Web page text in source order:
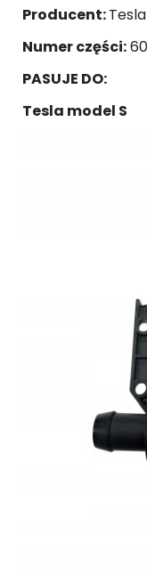
Producent:Tesla
Numer części:
PASUJE DO:
Tesla model S